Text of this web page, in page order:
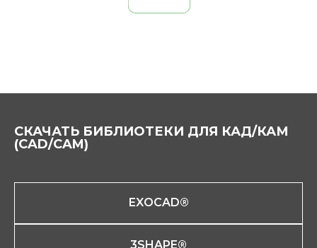
СКАЧАТЬ БИБЛИОТЕКИ ДЛЯ КАД/КАМ
(CAD/CAM)
EXOCAD®
3SHAPE®